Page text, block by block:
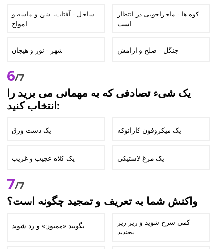
ساحل - آفتاب، شن و ماسه و
امواج
کوه ها - ماجراجویی در انتظار
است
شهر - نور و هیجان جنگل - صلح و آرامش
6/7
یک شیء تصادفی که به مهمانی می برید را
انتخاب کنید:
یک دست ورق یک میکروفون کارائوکه
یک کلاه عجیب و غریب یک مرغ لاستیکی
7/7
واکنش شما به تعریف و تمجید چگونه است؟
بگویید «ممنون» و رد شوید
کمی سرخ شوید و ریز ریز
بخندید